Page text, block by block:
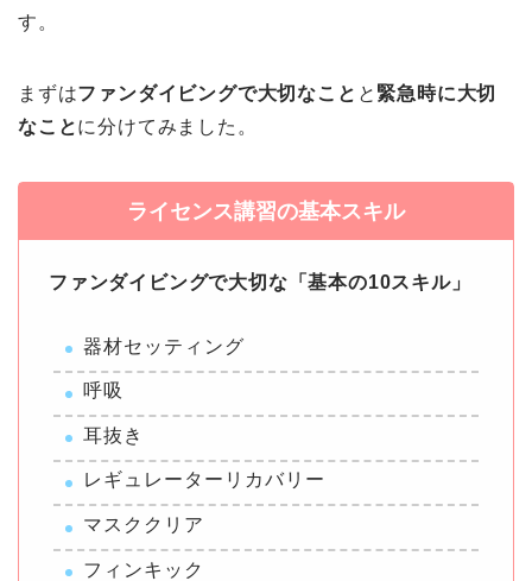
す。
まずはファンダイビングで大切なこと と 緊急時に大切
なことに分けてみました。
ライセンス講習の基本スキル
ファンダイビングで大切な「基本の10スキル」
器材セッティング
呼吸
耳抜き
レギュレーターリカバリー
マスククリア
フィンキック